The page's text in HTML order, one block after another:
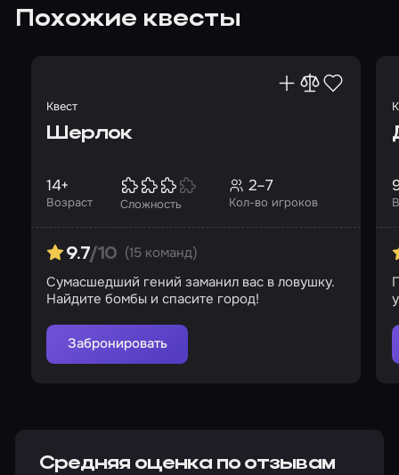
Похожие квесты
Квест
Шерлок
Возраст
14+
Сложность Кол-во игроков
2–7
9.7/10 (15 команд)
Сумасшедший гений заманил вас в ловушку.
Найдите бомбы и спасите город!
Забронировать
Средняя оценка по отзывам